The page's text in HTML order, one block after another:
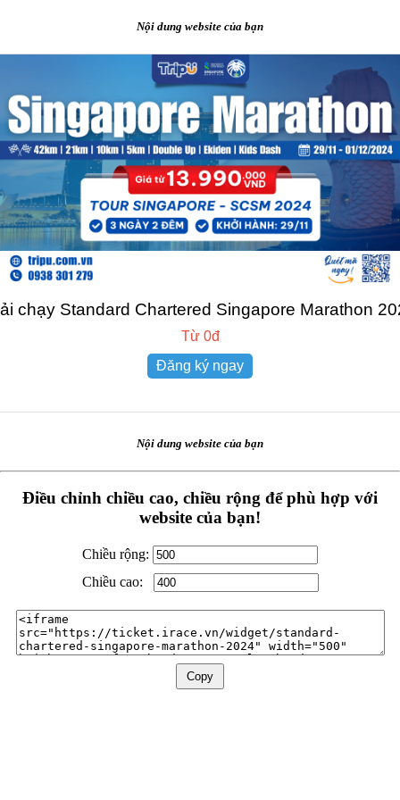
Nội dung website của bạn
Nội dung website của bạn
Điều chỉnh chiều cao, chiều rộng để phù hợp với
website của bạn!
Chiều rộng:
Chiều cao:
Copy